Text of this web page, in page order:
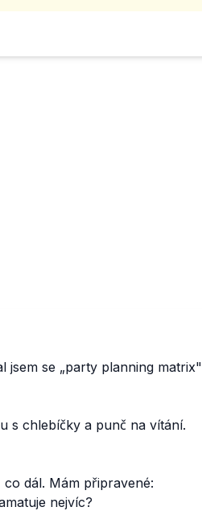
jsem se „party planning matrix"
s chlebíčky a punč na vítání.
co dál. Mám připravené:
nejvíc?